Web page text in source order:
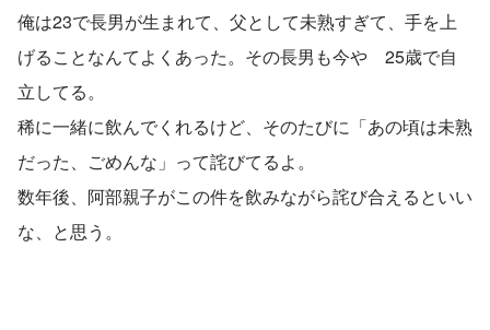
俺は23で長男が生まれて、父として未熟すぎて、手を上
げることなんてよくあった。その長男も今や　25歳で自
立してる。
稀に一緒に飲んでくれるけど、そのたびに「あの頃は未熟
だった、ごめんな」って詫びてるよ。
数年後、阿部親子がこの件を飲みながら詫び合えるといい
な、と思う。